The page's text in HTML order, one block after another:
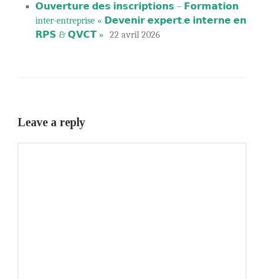
𝗢𝘂𝘃𝗲𝗿𝘁𝘂𝗿𝗲 𝗱𝗲𝘀 𝗶𝗻𝘀𝗰𝗿𝗶𝗽𝘁𝗶𝗼𝗻𝘀 – 𝗙𝗼𝗿𝗺𝗮𝘁𝗶𝗼𝗻
inter-entreprise « 𝗗𝗲𝘃𝗲𝗻𝗶𝗿 𝗲𝘅𝗽𝗲𝗿𝘁.𝗲 𝗶𝗻𝘁𝗲𝗿𝗻𝗲 𝗲𝗻
𝗥𝗣𝗦 & 𝗤𝗩𝗖𝗧 »
22 avril 2026
Leave a reply